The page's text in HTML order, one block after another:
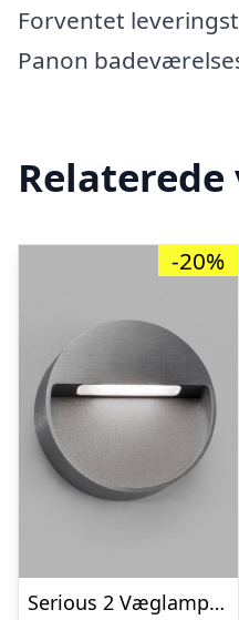
Forventet
Panon
-20%
Serious 2 Væglampe Titanium – LIGHT-POINT